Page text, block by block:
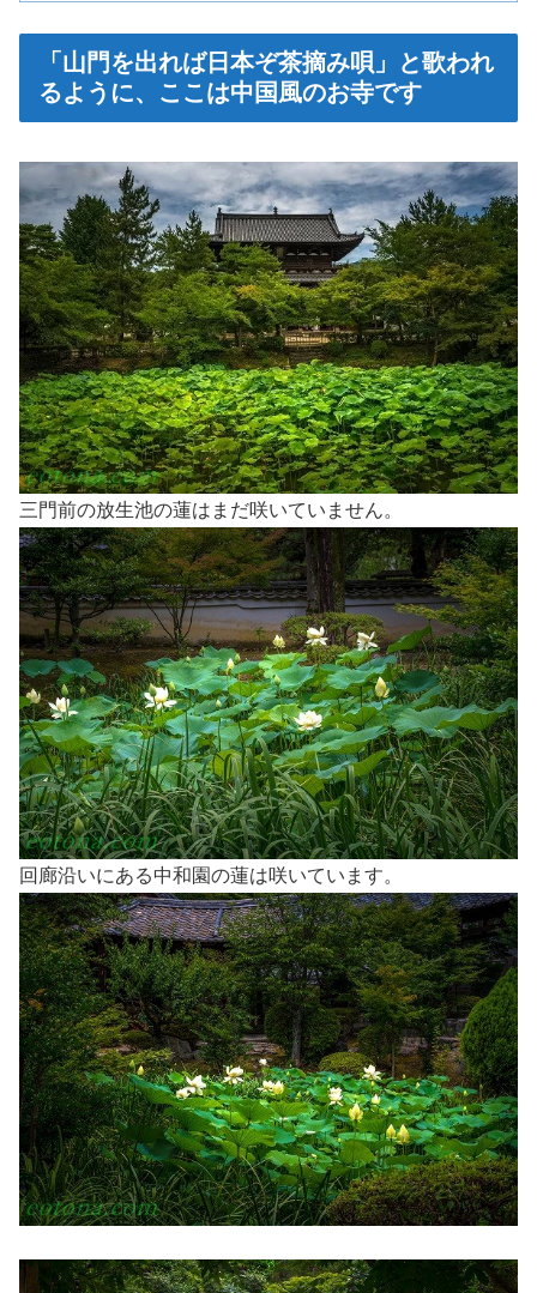
「山門を出れば日本ぞ茶摘み唄」と歌われ
るように、ここは中国風のお寺です
三門前の放生池の蓮はまだ咲いていません。
回廊沿いにある中和園の蓮は咲いています。